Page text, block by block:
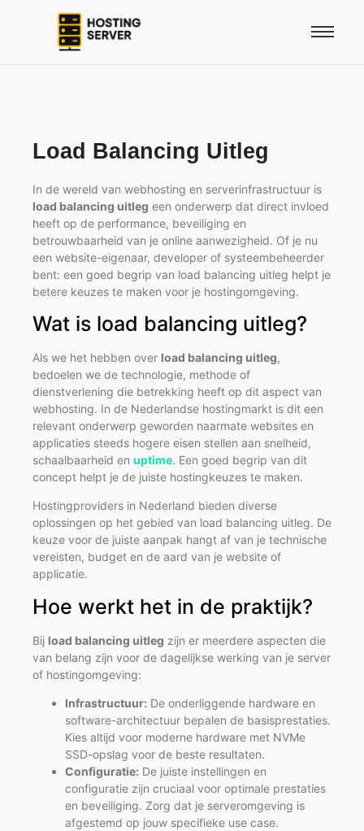
Load Balancing Uitleg
In de wereld van webhosting en serverinfrastructuur is
load balancing uitleg een onderwerp dat direct invloed
heeft op de performance, beveiliging en
betrouwbaarheid van je online aanwezigheid. Of je nu
een website-eigenaar, developer of systeembeheerder
bent: een goed begrip van load balancing uitleg helpt je
betere keuzes te maken voor je hostingomgeving.
Wat is load balancing uitleg?
Als we het hebben over load balancing uitleg,
bedoelen we de technologie, methode of
dienstverlening die betrekking heeft op dit aspect van
webhosting. In de Nederlandse hostingmarkt is dit een
relevant onderwerp geworden naarmate websites en
applicaties steeds hogere eisen stellen aan snelheid,
schaalbaarheid en uptime. Een goed begrip van dit
concept helpt je de juiste hostingkeuzes te maken.
Hostingproviders in Nederland bieden diverse
oplossingen op het gebied van load balancing uitleg. De
keuze voor de juiste aanpak hangt af van je technische
vereisten, budget en de aard van je website of
applicatie.
Hoe werkt het in de praktijk?
Bij load balancing uitleg zijn er meerdere aspecten die
van belang zijn voor de dagelijkse werking van je server
of hostingomgeving:
Infrastructuur: De onderliggende hardware en
software-architectuur bepalen de basisprestaties.
Kies altijd voor moderne hardware met NVMe
SSD-opslag voor de beste resultaten.
Configuratie: De juiste instellingen en
configuratie zijn cruciaal voor optimale prestaties
en beveiliging. Zorg dat je serveromgeving is
afgestemd op jouw specifieke use case.